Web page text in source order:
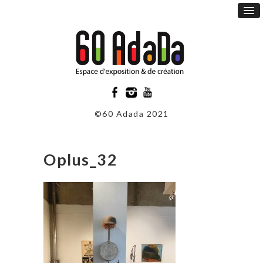
©60 Adada 2021
Oplus_32